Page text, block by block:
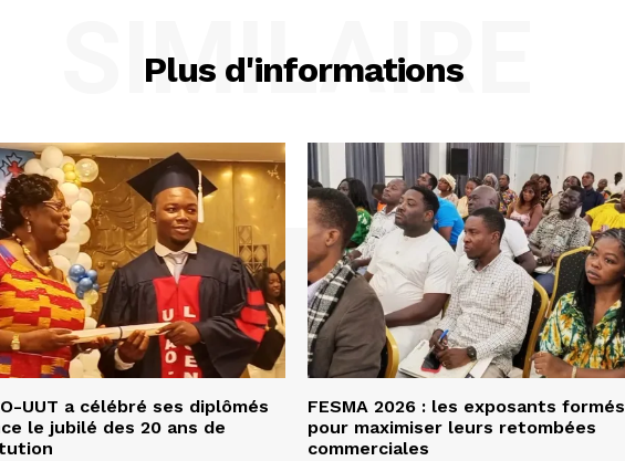
Plus d'informations
SIMILAIRE
UUT a célébré ses diplômés
le jubilé des 20 ans de
FESMA 2026 : les exposants formés
pour maximiser leurs retombées
commerciales